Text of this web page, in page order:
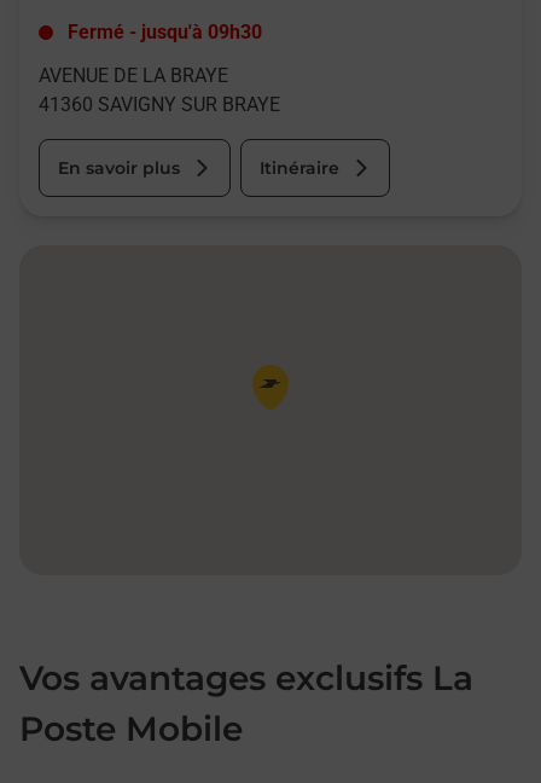
Fermé - jusqu'à 09h30
AVENUE DE LA BRAYE
41360 SAVIGNY SUR BRAYE
En savoir plus Itinéraire
Pin de la carte
Vos avantages exclusifs La
Poste Mobile